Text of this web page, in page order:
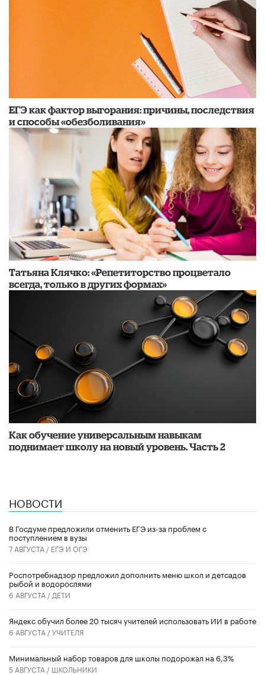
​ЕГЭ как фактор выгорания: причины, последствия
и способы «обезболивания»
​Татьяна Клячко: «Репетиторство процветало
всегда, только в других формах»
​Как обучение универсальным навыкам
поднимает школу на новый уровень. Часть 2
НОВОСТИ
В Госдуме предложили отменить ЕГЭ из-за проблем с
поступлением в вузы
7 АВГУСТА / ЕГЭ И ОГЭ
Роспотребнадзор предложил дополнить меню школ и детсадов
рыбой и водорослями
6 АВГУСТА / ДЕТИ
​Яндекс обучил более 20 тысяч учителей использовать ИИ в работе
6 АВГУСТА /УЧИТЕЛЯ
Минимальный набор товаров для школы подорожал на 6,3%
5 АВГУСТА / ШКОЛЬНИКИ